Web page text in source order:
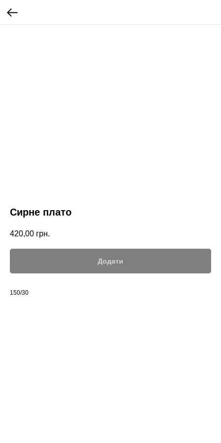
Сирне плато
420,00 грн.
Додати
150/30